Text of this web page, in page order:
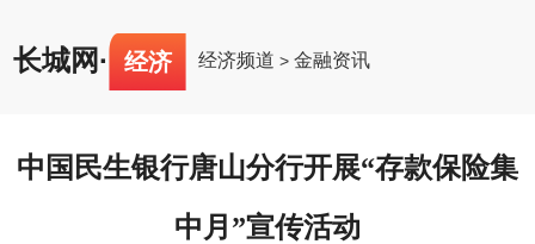
长城网· 经济 经济频道 >金融资讯
中国民生银行唐山分行开展“存款保险集
中月”宣传活动